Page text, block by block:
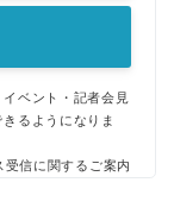
ベント・記者会見
るようになりま
受信に関するご案内